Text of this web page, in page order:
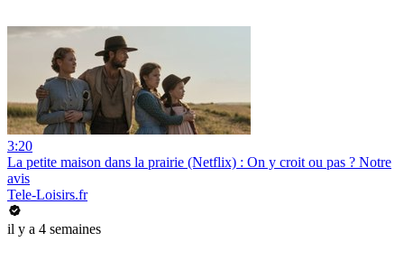
3:20
La petite maison dans la prairie (Netflix) : On y croit ou pas ? Notre
avis
Tele-Loisirs.fr
il y a 4 semaines